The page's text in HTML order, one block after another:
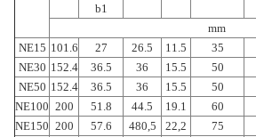
b1
mm
NE15 101.6 27 26.5 11.5 35
NE30 152.4 36.5 36 15.5 50
NE50 152.4 36.5 36 15.5 50
NE100 200 51.8 44.5 19.1 60
NE150 200 57.6 480,5 22,2 75